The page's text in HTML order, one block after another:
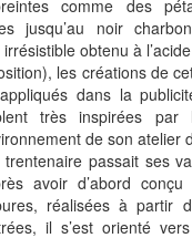
comme des
jusqu’au noir
obtenu à
les créations de
dans la
très inspirées
de son atelier
passait ses
avoir d’abord conçu
réalisées à partir
il s’est orienté